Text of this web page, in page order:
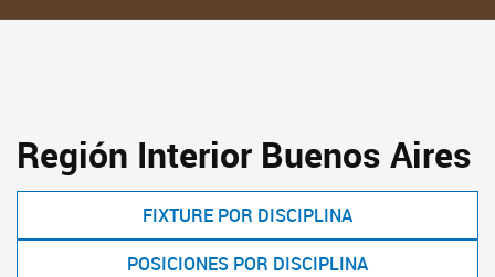
Región Interior Buenos Aires
FIXTURE POR DISCIPLINA
POSICIONES POR DISCIPLINA